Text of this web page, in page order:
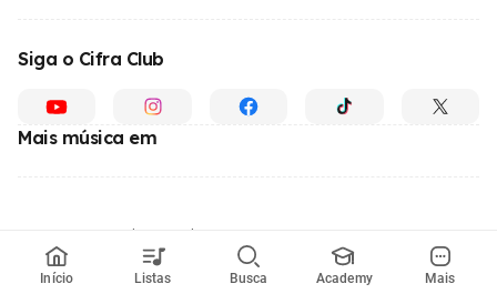
Início Listas Busca Academy Mais
Siga o Cifra Club
Mais música em
© 1996 - 2026, o maior site de ensino de música do Brasil